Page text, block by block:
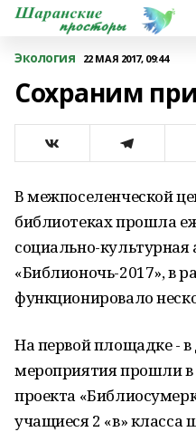
Экология 22 МАЯ 2017, 09:44
Сохраним
В межпоселенческой
библиотеках прошла
социально-культурная
«Библионочь-2017», в
функционировало
На первой площадке - в
мероприятия прошли в
проекта
учащиеся 2 «в»